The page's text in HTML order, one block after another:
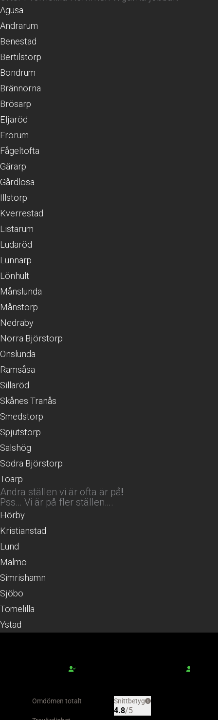
Agusa
Andrarum
Benestad
Bertilstorp
Bondrum
Brännorna
Brösarp
Eljaröd
Frörum
Fågeltofta
Gärarp
Gårdlösa
Illstorp
Kverrestad
Listarum
Ludaröd
Lunnarp
Lönhult
Månslunda
Månstorp
Nedraby
Norra Björstorp
Onslunda
Ramsåsa
Sillaröd
Skånes Tranås
Smedstorp
Spjutstorp
Sälshög
Södra Björstorp
Toarp
Andra ställen vi är ofta är på!
Pss… Vi är på fler ställen….
Hörby
Kristianstad
Lund
Malmö
Simrishamn
Sjöbo
Tomelilla
Ystad